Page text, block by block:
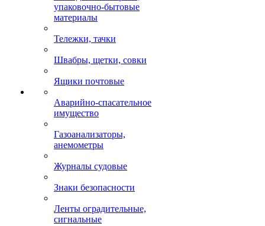
упаковочно-бытовые
материалы
Тележки, тачки
Швабры, щетки, совки
Ящики почтовые
Аварийно-спасательное
имущество
Газоанализаторы,
анемометры
Журналы судовые
Знаки безопасности
Ленты оградительные,
сигнальные